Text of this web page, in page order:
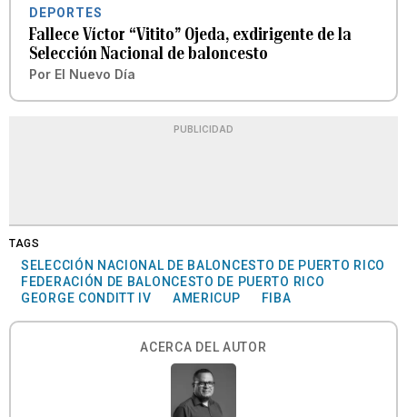
DEPORTES
Fallece Víctor “Vitito” Ojeda, exdirigente de la
Selección Nacional de baloncesto
Por El Nuevo Día
PUBLICIDAD
TAGS
SELECCIÓN NACIONAL DE BALONCESTO DE PUERTO RICO
FEDERACIÓN DE BALONCESTO DE PUERTO RICO
GEORGE CONDITT IV
AMERICUP FIBA
ACERCA DEL AUTOR